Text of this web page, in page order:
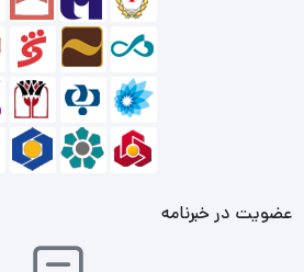
عضویت در خبرنامه